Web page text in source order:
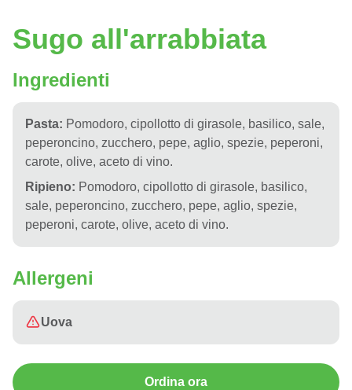
Sugo all'arrabbiata
Ingredienti
Pasta: Pomodoro, cipollotto di girasole, basilico, sale,
peperoncino, zucchero, pepe, aglio, spezie, peperoni,
carote, olive, aceto di vino.
Ripieno: Pomodoro, cipollotto di girasole, basilico,
sale, peperoncino, zucchero, pepe, aglio, spezie,
peperoni, carote, olive, aceto di vino.
Allergeni
Uova
Ordina ora